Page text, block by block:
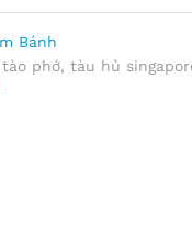
Thíc
Bánh
tào phớ,tàu hủ